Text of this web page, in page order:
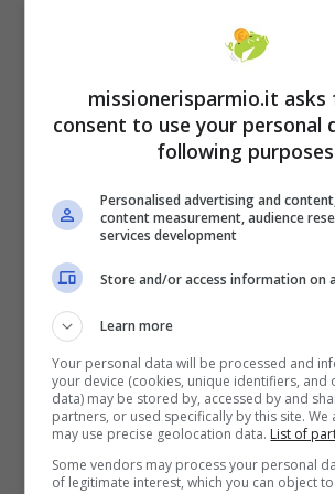
è adeguatamente segnalato
nulla. Nel caso in cui la strada
sensi di marcia oppure a due
dispositivo riesce a individuare
che passano, ma le multe sono
determinate condizioni. Se il
posto su una carreggiata con
senso unico di marcia, chi
contravvenzione. Ma, su una
extraurbana a doppio senso, il
non può accorgersi in tempo
dell’autovelox sul lato e nella
opposta al senso di viaggio, né
missionerisparmio.it asks
consent to use your personal
following
Personalised advertising and
content measurement, audience
services development
Store and/or access information on
Learn more
Your personal data will be processed and
your device (cookies, unique identifiers, and
data) may be stored by, accessed by and
partners, or used specifically by this site.
may use precise geolocation data. List of
Some vendors may process your personal
of legitimate interest, which you can object